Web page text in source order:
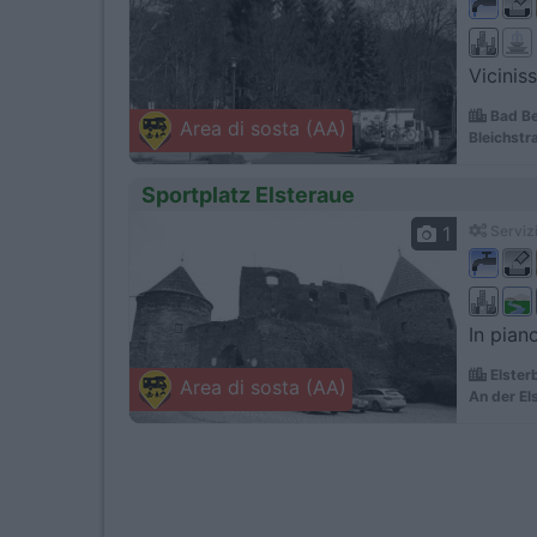
Area di sosta (AA)
Bad
Sportplatz Elsteraue
Area di sosta (AA)
1
In
An der